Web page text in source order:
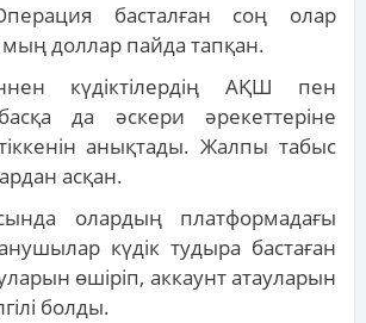
басталған соң олар
доллар пайда тапқан.
күдіктілердің АҚШ пен
да әскери әрекеттеріне
анықтады. Жалпы табыс
асқан.
олардың платформадағы
күдік тудыра бастаған
өшіріп, аккаунт атауларын
болды.